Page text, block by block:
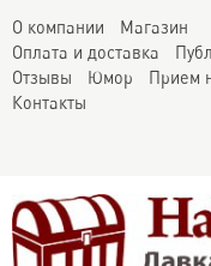
О компании
Магазин
Оплата и доставка
Отзывы
Юмор
Прием
Контакты